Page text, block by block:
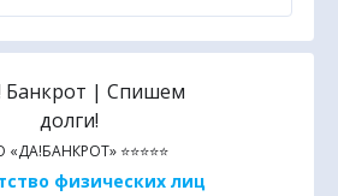
⭐⭐⭐⭐⭐
физических лиц